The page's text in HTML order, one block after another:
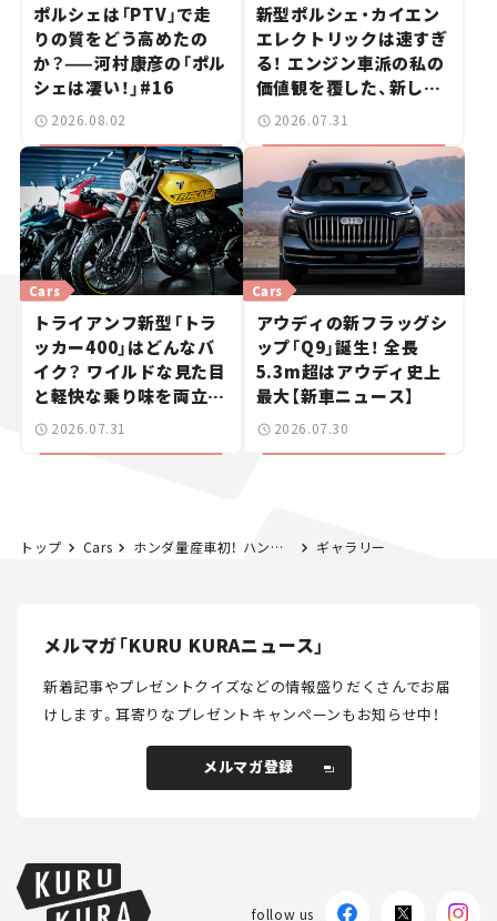
ポルシェは「PTV」で走
りの質をどう高めたの
か？——河村康彦の「ポル
シェは凄い！」#16
2026.08.02
新型ポルシェ・カイエン
エレクトリックは速すぎ
る！ エンジン車派の私の
価値観を覆した、新しい
ポルシェの走り。
2026.07.31
トライアンフ新型「トラ
ッカー400」はどんなバ
イク？ ワイルドな見た目
と軽快な乗り味を両立し
た400ccフラットトラッ
Cars
2026.07.31
アウディの新フラッグシ
ップ「Q9」誕生！ 全長
5.3m超はアウディ史上
最大【新車ニュース】
Cars
2026.07.30
トップ Cars ホンダ量産車初！ ハンズオフ機能を搭載した「アコード e:HEV Honda SENSING 360＋」が登場【新車ニュース】 ギャラリー
メルマガ「KURU KURAニュース」
新着記事やプレゼントクイズなどの情報盛りだくさんでお届
けします。耳寄りなプレゼントキャンペーンもお知らせ中！
メルマガ登録
follow us